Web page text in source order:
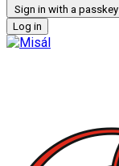
Sign in with a passkey
Log in